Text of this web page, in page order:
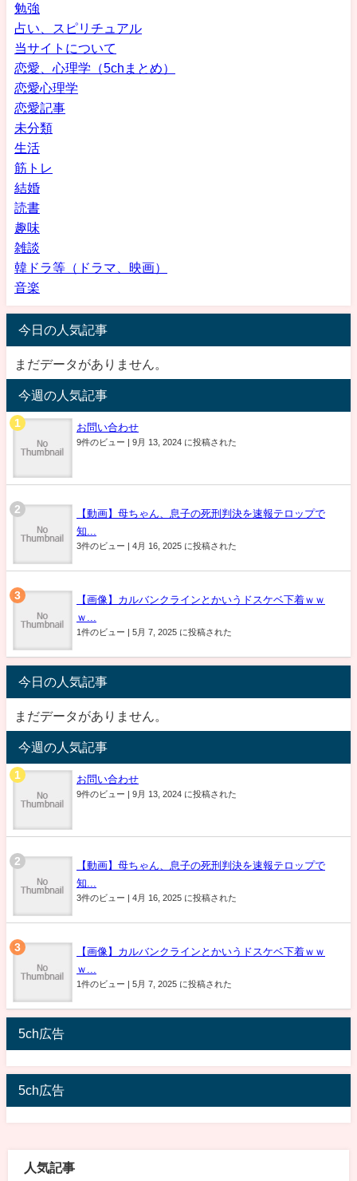
勉強
占い、スピリチュアル
当サイトについて
恋愛、心理学（5chまとめ）
恋愛心理学
恋愛記事
未分類
生活
筋トレ
結婚
読書
趣味
雑談
韓ドラ等（ドラマ、映画）
音楽
今日の人気記事
まだデータがありません。
今週の人気記事
お問い合わせ
9件のビュー | 9月 13, 2024 に投稿された
【動画】母ちゃん、息子の死刑判決を速報テロップで
知...
3件のビュー | 4月 16, 2025 に投稿された
【画像】カルバンクラインとかいうドスケベ下着ｗｗ
ｗ...
1件のビュー | 5月 7, 2025 に投稿された
今日の人気記事
まだデータがありません。
今週の人気記事
お問い合わせ
9件のビュー | 9月 13, 2024 に投稿された
【動画】母ちゃん、息子の死刑判決を速報テロップで
知...
3件のビュー | 4月 16, 2025 に投稿された
【画像】カルバンクラインとかいうドスケベ下着ｗｗ
ｗ...
1件のビュー | 5月 7, 2025 に投稿された
5ch広告
5ch広告
人気記事